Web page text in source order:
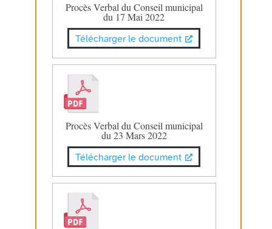
Procès Verbal du Conseil municipal
du 17 Mai 2022
Télécharger le document
Procès Verbal du Conseil municipal
du 23 Mars 2022
Télécharger le document